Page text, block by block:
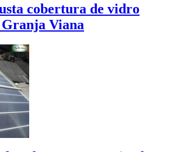
cobertura de vidro
Viana